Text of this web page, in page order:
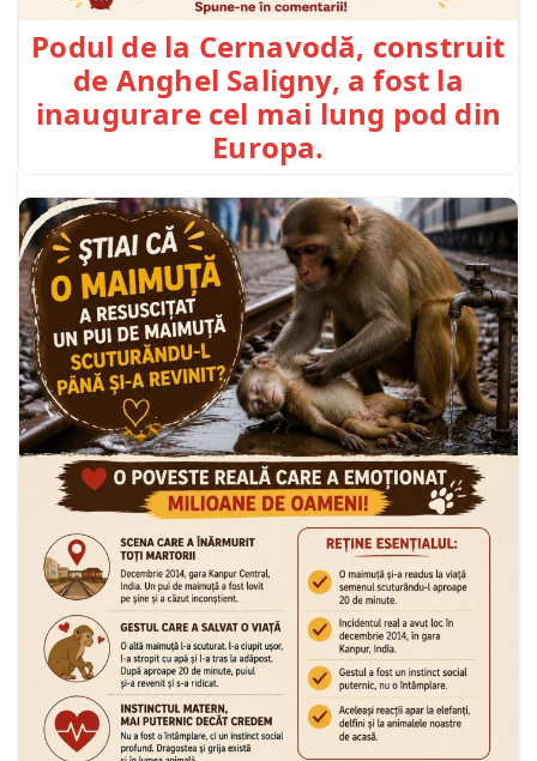
Podul de la Cernavodă, construit
de Anghel Saligny, a fost la
inaugurare cel mai lung pod din
Europa.